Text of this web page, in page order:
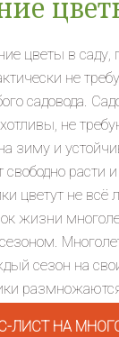
цветы в саду,
не
садовода.
не
зиму и
свободно расти
цветут не всё
жизни
сезон на
ЛИСТ НА